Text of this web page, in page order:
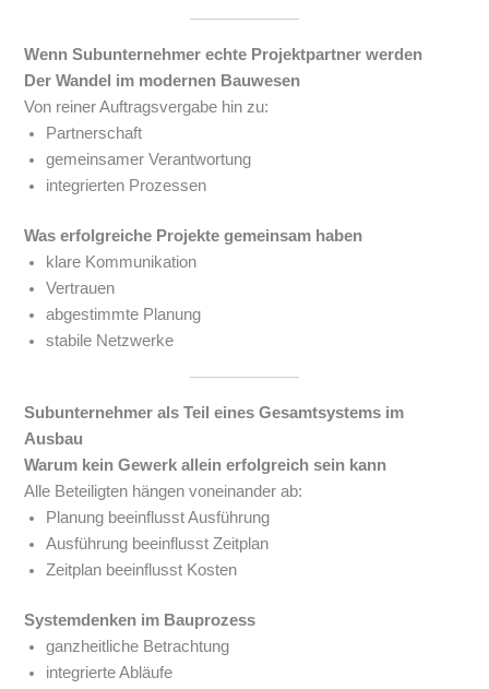
Wenn Subunternehmer echte Projektpartner werden
Der Wandel im modernen Bauwesen
Von reiner Auftragsvergabe hin zu:
Partnerschaft
gemeinsamer Verantwortung
integrierten Prozessen
Was erfolgreiche Projekte gemeinsam haben
klare Kommunikation
Vertrauen
abgestimmte Planung
stabile Netzwerke
Subunternehmer als Teil eines Gesamtsystems im
Ausbau
Warum kein Gewerk allein erfolgreich sein kann
Alle Beteiligten hängen voneinander ab:
Planung beeinflusst Ausführung
Ausführung beeinflusst Zeitplan
Zeitplan beeinflusst Kosten
Systemdenken im Bauprozess
ganzheitliche Betrachtung
integrierte Abläufe